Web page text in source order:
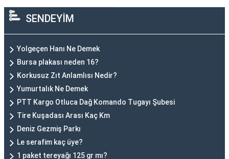
SENDEYİM
Yolgeçen Hanı Ne Demek
Bursa plakası neden 16?
Korkusuz Zıt Anlamlısı Nedir?
Yumurtalık Ne Demek
PTT Kargo Otluca Dağ Komando Tugayı Şubesi
Tire Kuşadası Arası Kaç Km
Deniz Gezmiş Parkı
Le serafim kaç üye?
1 paket tereyağı 125 gr mı?